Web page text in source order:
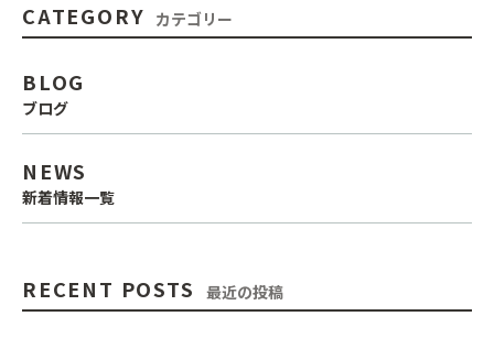
CATEGORY カテゴリー
BLOG
ブログ
NEWS
新着情報一覧
RECENT POSTS 最近の投稿